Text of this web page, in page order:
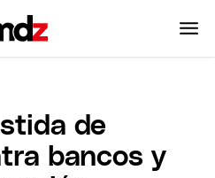
de
bancos y